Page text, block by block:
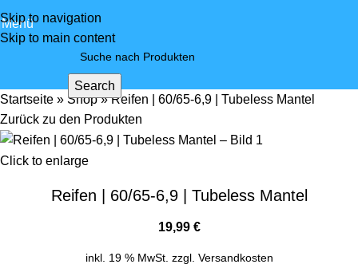
Skip to navigation
Skip to main content
Menü
Search
Startseite » Shop»Reifen | 60/65-6,9 | Tubeless Mantel
Zurück zu den Produkten
Click to enlarge
Reifen | 60/65-6,9 | Tubeless Mantel
19,99 €
inkl. 19 % MwSt. zzgl. Versandkosten